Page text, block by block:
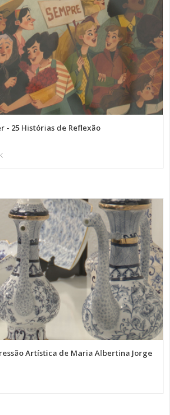
- 25 Histórias de Reflexão
Artística de Maria Albertina Jorge